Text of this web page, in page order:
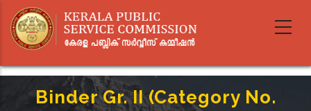
main
content
Binder Gr. II (Category No.